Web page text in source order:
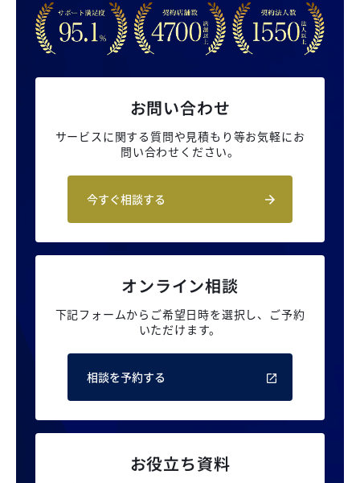
お問い合わせ
サービスに関する質問や見積もり等お気軽にお
問い合わせください。
今すぐ相談する
オンライン相談
下記フォームからご希望日時を選択し、 ご予約
いただけます。
相談を予約する
お役立ち資料